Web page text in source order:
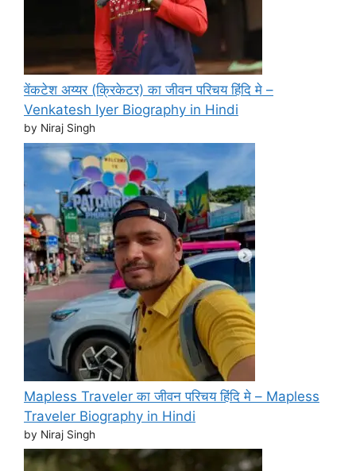
वेंकटेश अय्यर (क्रिकेटर) का जीवन परिचय हिंदि मे –
Venkatesh Iyer Biography in Hindi
by Niraj Singh
Mapless Traveler का जीवन परिचय हिंदि मे – Mapless
Traveler Biography in Hindi
by Niraj Singh